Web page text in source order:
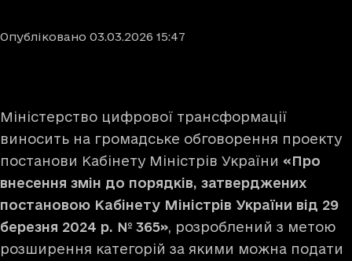
Опубліковано 03.03.2026 15:47
Міністерство цифрової трансформації
виносить на громадське обговорення проекту
постанови Кабінету Міністрів України «Про
внесення змін до порядків, затверджених
постановою Кабінету Міністрів України від 29
березня 2024 р. № 365», розроблений з метою
розширення категорій за якими можна подати